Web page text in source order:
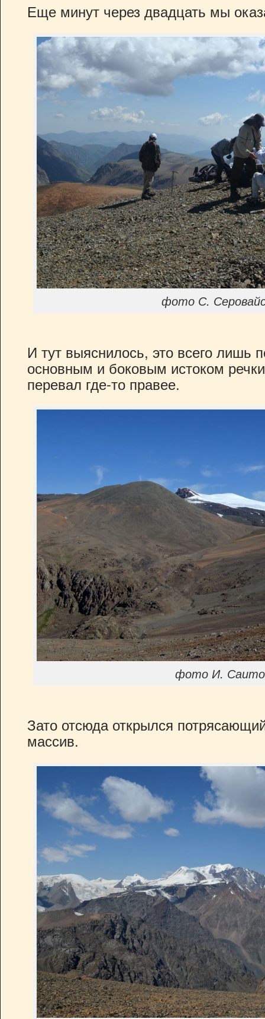
Еще минут через двадцать мы
фото С.
И тут выяснилось, это всего лишь
основным и боковым истоком
перевал где-то правее.
фото И.
Зато отсюда открылся
массив.